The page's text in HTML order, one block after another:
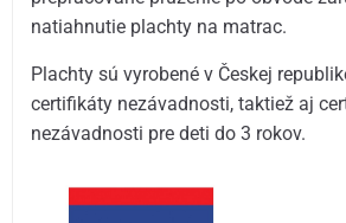
natiahnutie plachty na matrac.
Plachty sú vyrobené v Českej
certifikáty nezávadnosti, taktiež aj
nezávadnosti pre deti do 3 rokov.